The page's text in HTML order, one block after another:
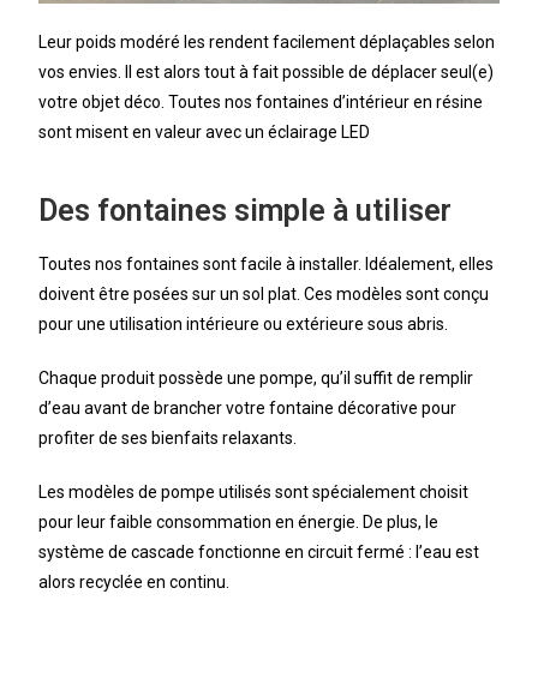
Leur poids modéré les rendent facilement déplaçables selon
vos envies. Il est alors tout à fait possible de déplacer seul(e)
votre objet déco. Toutes nos fontaines d’intérieur en résine
sont misent en valeur avec un éclairage LED
Des fontaines simple à utiliser
Toutes nos fontaines sont facile à installer. Idéalement, elles
doivent être posées sur un sol plat. Ces modèles sont conçu
pour une utilisation intérieure ou extérieure sous abris.
Chaque produit possède une pompe, qu’il suffit de remplir
d’eau avant de brancher votre fontaine décorative pour
profiter de ses bienfaits relaxants.
Les modèles de pompe utilisés sont spécialement choisit
pour leur faible consommation en énergie. De plus, le
système de cascade fonctionne en circuit fermé : l’eau est
alors recyclée en continu.